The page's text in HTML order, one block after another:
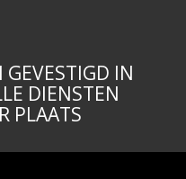
GEVESTIGD IN
DIENSTEN
PLAATS